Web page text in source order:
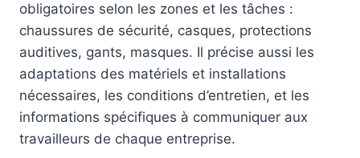
obligatoires selon les zones et les tâches :
chaussures de sécurité, casques, protections
auditives, gants, masques. Il précise aussi les
adaptations des matériels et installations
nécessaires, les conditions d’entretien, et les
informations spécifiques à communiquer aux
travailleurs de chaque entreprise.